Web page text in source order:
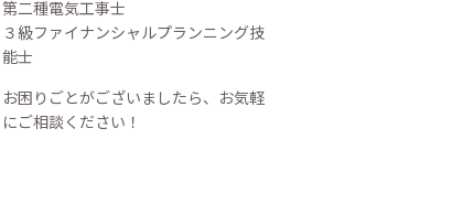
第二種電気工事士
３級ファイナンシャルプランニング技
能士
お困りごとがございましたら、お気軽
にご相談ください！